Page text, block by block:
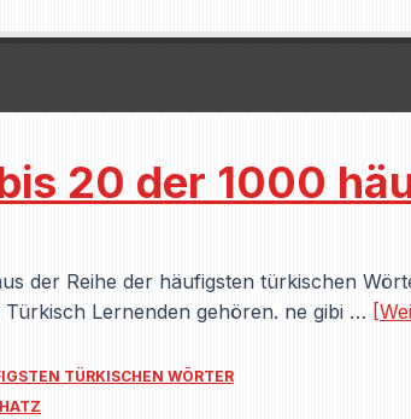
20 der 1000
der Reihe der häufigsten türkischen
Türkisch Lernenden gehören. ne gibi …
TÜRKISCHEN WÖRTER